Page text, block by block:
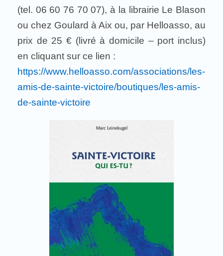
(tel. 06 60 76 70 07), à la librairie Le Blason
ou chez Goulard à Aix ou, par Helloasso, au
prix de 25 € (livré à domicile – port inclus)
en cliquant sur ce lien :
https://www.helloasso.com/associations/les-
amis-de-sainte-victoire/boutiques/les-amis-
de-sainte-victoire